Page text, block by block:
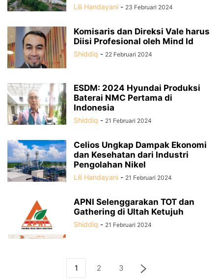
Lili Handayani - 23 Februari 2024
Komisaris dan Direksi Vale harus
Diisi Profesional oleh Mind Id
Shiddiq - 22 Februari 2024
ESDM: 2024 Hyundai Produksi
Baterai NMC Pertama di
Indonesia
Shiddiq - 21 Februari 2024
Celios Ungkap Dampak Ekonomi
dan Kesehatan dari Industri
Pengolahan Nikel
Lili Handayani - 21 Februari 2024
APNI Selenggarakan TOT dan
Gathering di Ultah Ketujuh
Shiddiq - 21 Februari 2024
1 2 3